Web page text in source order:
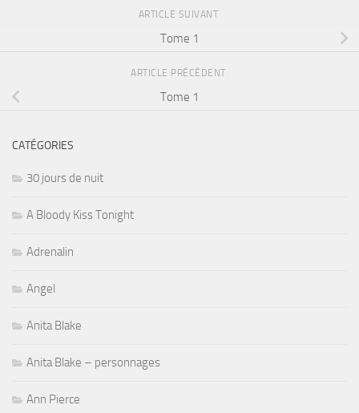
ARTICLE SUIVANT
Tome 1
ARTICLE PRÉCÉDENT
Tome 1
CATÉGORIES
30 jours de nuit
A Bloody Kiss Tonight
Adrenalin
Angel
Anita Blake
Anita Blake – personnages
Ann Pierce